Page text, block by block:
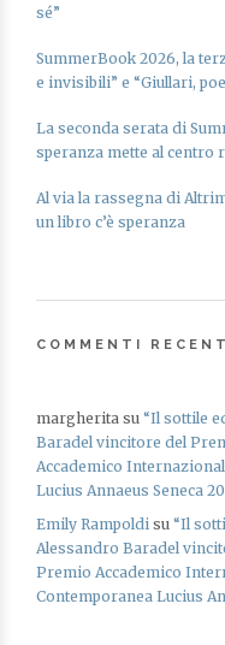
sé”
SummerBook 2026, la
e invisibili” e “Giullari,
La seconda serata di
speranza mette al centro
Al via la rassegna di
un libro c’è speranza
COMMENTI
margherita su “Il sottile
Baradel vincitore del
Accademico
Lucius Annaeus Seneca
Emily Rampoldi su “Il
Alessandro Baradel
Premio Accademico
Contemporanea Lucius